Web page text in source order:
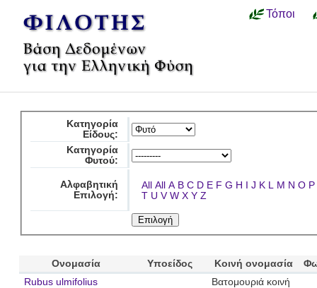
Τόποι
Κατηγορία
Είδους:
Κατηγορία
Φυτού:
Αλφαβητική
Επιλογή:
All All A B C D E F G H I J K L M N O P
T U V W X Y Z
Ονομασία Υποείδος Κοινή ονομασία
Rubus ulmifolius
Βατομουριά κοινή